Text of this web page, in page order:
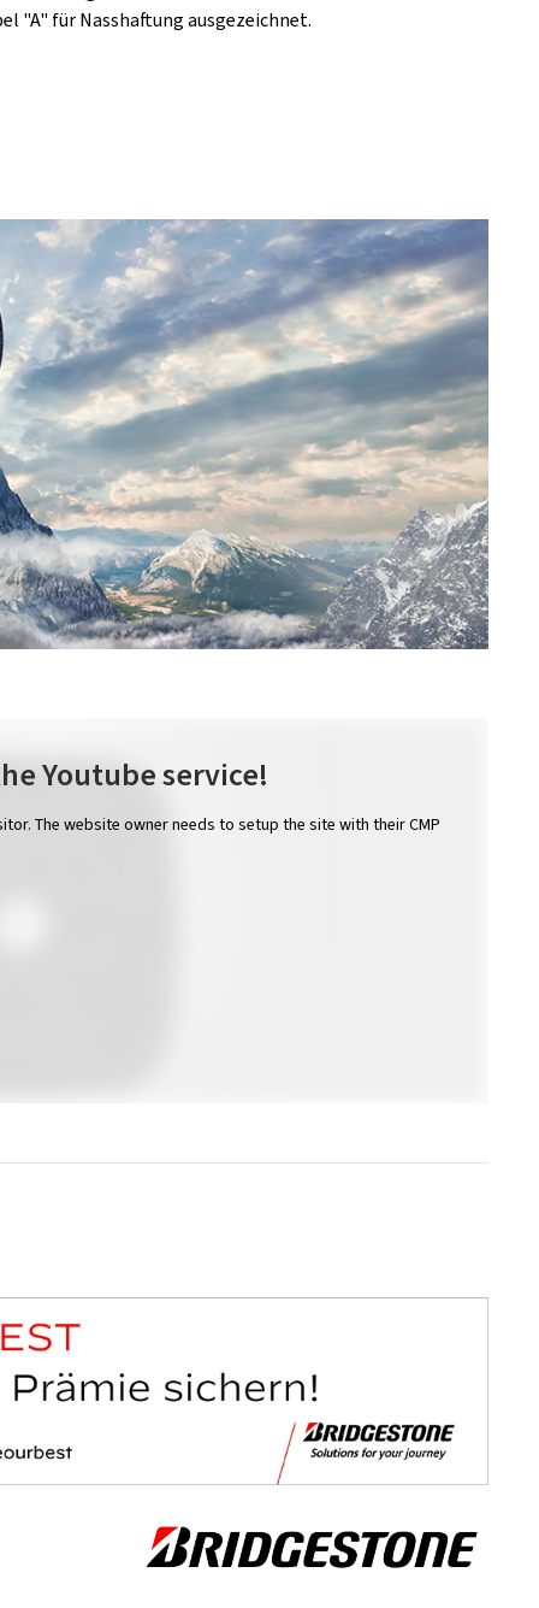
"A" für Nasshaftung ausgezeichnet.
Youtube service!
The website owner needs to setup the site with their CMP